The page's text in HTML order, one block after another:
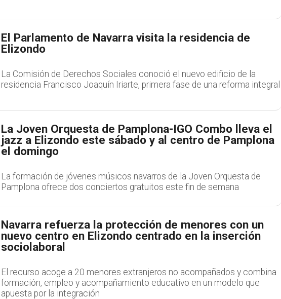
El Parlamento de Navarra visita la residencia de
Elizondo
La Comisión de Derechos Sociales conoció el nuevo edificio de la
residencia Francisco Joaquín Iriarte, primera fase de una reforma integral
La Joven Orquesta de Pamplona-IGO Combo lleva el
jazz a Elizondo este sábado y al centro de Pamplona
el domingo
La formación de jóvenes músicos navarros de la Joven Orquesta de
Pamplona ofrece dos conciertos gratuitos este fin de semana
Navarra refuerza la protección de menores con un
nuevo centro en Elizondo centrado en la inserción
sociolaboral
El recurso acoge a 20 menores extranjeros no acompañados y combina
formación, empleo y acompañamiento educativo en un modelo que
apuesta por la integración